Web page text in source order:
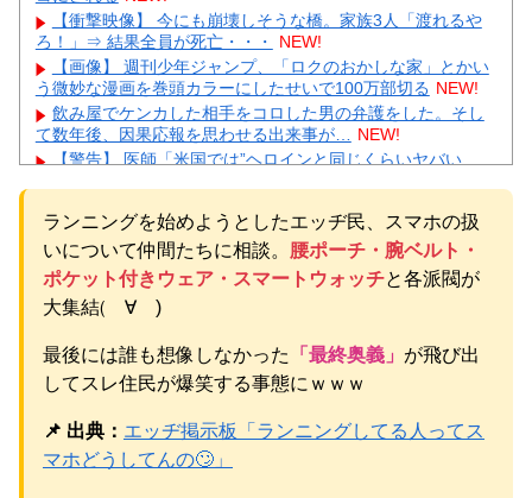
【衝撃映像】 今にも崩壊しそうな橋。家族3人「渡れるや
ろ！」⇒ 結果全員が死亡・・・
NEW!
【画像】 週刊少年ジャンプ、「ロクのおかしな家」とかい
う微妙な漫画を巻頭カラーにしたせいで100万部切る NEW!
飲み屋でケンカした相手をコロした男の弁護をした。そし
て数年後、因果応報を思わせる出来事が… NEW!
【警告】 医師「米国では”ヘロインと同じくらいヤバい
【緊急】 今の若者に急増している『コレ』依存、めちゃく
ちゃ深刻な模様w w w w w w w w w w NEW!
【物議】辻希美、中2息子の荷造り全代行→ガル民「駄目男
製造」大激論ｗｗｗ
【衝撃】佐藤佳奈アナ電撃結婚→お相手はレインボー池
田、まさかの退社理由にｗｗｗ
元AKB社長、22億円申告漏れ 乃木坂46運営会社の株式を
パチンコ京楽産業に譲渡【ノース・リバー】【窪田康志】
元AKB社長、22億円申告漏れ 乃木坂46運営会社の株式を
パチンコ京楽産業に譲渡【ノース・リバー】【窪田康志】
ランニングを始めようとしたエッヂ民、スマホの扱
いについて仲間たちに相談。 腰ポーチ・腕ベルト・
ポケット付きウェア・スマートウォッチと各派閥が
大集結(゚∀゚)
最後には誰も想像しなかった 「最終奥義」 が飛び出
してスレ住民が爆笑する事態にｗｗｗ
📌 出典： エッヂ掲示板「ランニングしてる人ってス
マホどうしてんの🙄」